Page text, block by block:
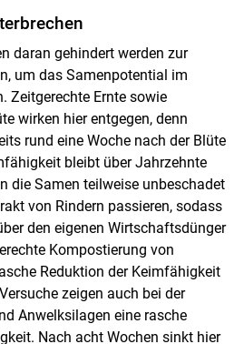
daran gehindert werden zur
um das Samenpotential im
Zeitgerechte Ernte sowie
wirken hier entgegen, denn
rund eine Woche nach der Blüte
bleibt über Jahrzehnte
die Samen teilweise unbeschadet
von Rindern passieren, sodass
den eigenen Wirtschaftsdünger
Kompostierung von
Reduktion der Keimfähigkeit
zeigen auch bei der
Anwelksilagen eine rasche
Nach acht Wochen sinkt hier